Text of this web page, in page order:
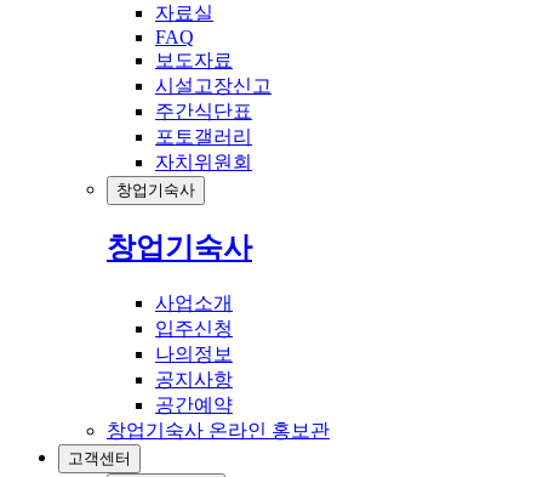
자료실
FAQ
보도자료
시설고장신고
주간식단표
포토갤러리
자치위원회
창업기숙사
창업기숙사
사업소개
입주신청
나의정보
공지사항
공간예약
창업기숙사 온라인 홍보관
고객센터